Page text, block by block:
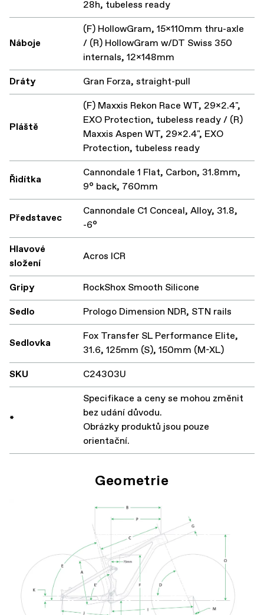
28h, tubeless ready
Náboje
(F) HollowGram, 15x110mm thru-axle
/ (R) HollowGram w/DT Swiss 350
internals, 12x148mm
Dráty
Gran Forza, straight-pull
Pláště
(F) Maxxis Rekon Race WT, 29x2.4",
EXO Protection, tubeless ready / (R)
Maxxis Aspen WT, 29x2.4", EXO
Protection, tubeless ready
Řidítka
Cannondale 1 Flat, Carbon, 31.8mm,
9° back, 760mm
Představec
Cannondale C1 Conceal, Alloy, 31.8,
-6°
Hlavové
složení
Acros ICR
Gripy
RockShox Smooth Silicone
Sedlo
Prologo Dimension NDR, STN rails
Sedlovka
Fox Transfer SL Performance Elite,
31.6, 125mm (S), 150mm (M-XL)
SKU
C24303U
*
Specifikace a ceny se mohou změnit
bez udání důvodu.
Obrázky produktů jsou pouze
orientační.
Geometrie